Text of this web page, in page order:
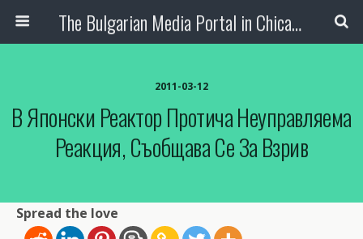
The Bulgarian Media Portal in Chicago
2011-03-12
В Японски Реактор Протича Неуправляема
Реакция, Съобщава Се За Взрив
Spread the love